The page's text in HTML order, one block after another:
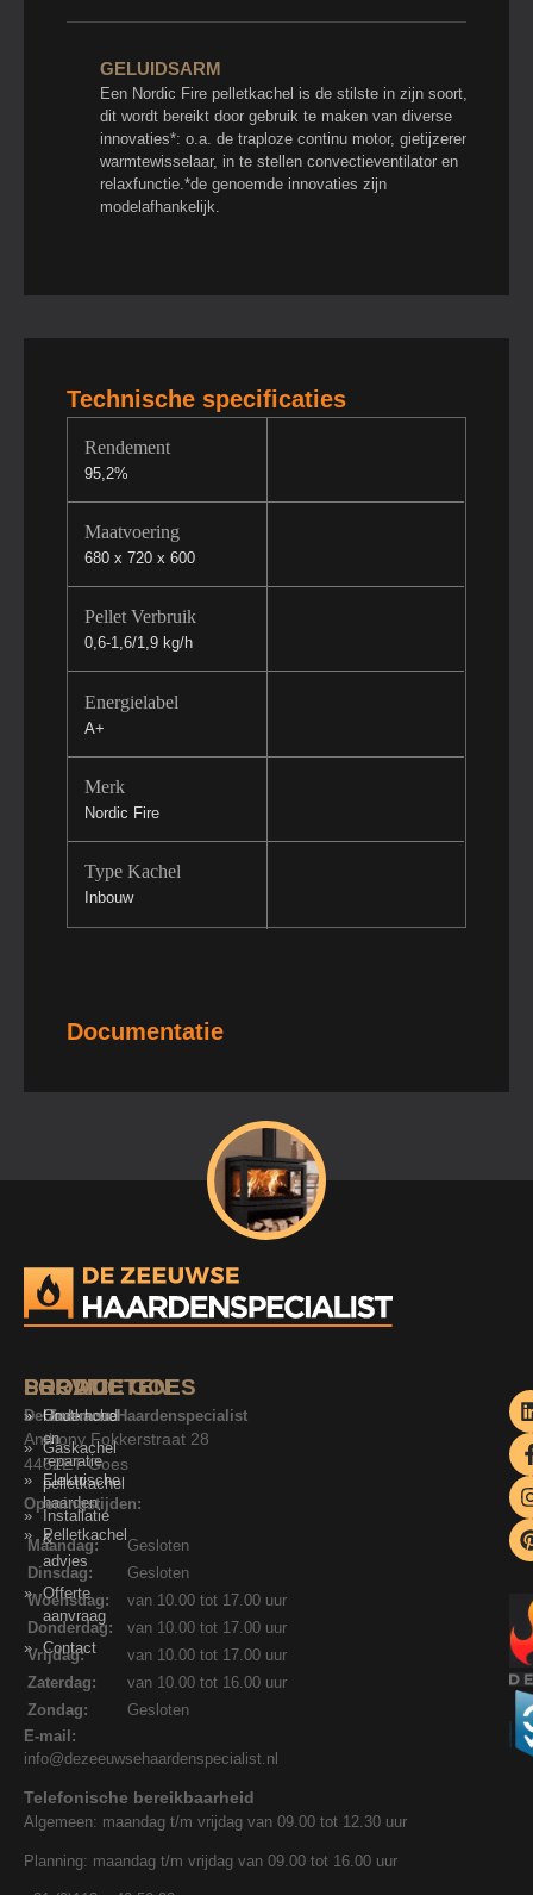
GELUIDSARM
Een Nordic Fire pelletkachel is de stilste in zijn soort,
dit wordt bereikt door gebruik te maken van diverse
innovaties*: o.a. de traploze continu motor, gietijzeren
warmtewisselaar, in te stellen convectieventilator en
relaxfunctie.*de genoemde innovaties zijn
modelafhankelijk.
Technische specificaties
Rendement
95,2%
Maatvoering
680 x 720 x 600
Pellet Verbruik
0,6-1,6/1,9 kg/h
Energielabel
A+
Merk
Nordic Fire
Type Kachel
Inbouw
Documentatie
SERVICE
Onderhoud
en
reparatie
pelletkachel
Installatie
&
advies
Offerte
aanvraag
Contact
PRODUCTEN
Houtkachel
Gaskachel
Elektrische
haarden
Pelletkachel
LOCATIE GOES
De Zeeuwse Haardenspecialist
Anthony Fokkerstraat 28
4462ET Goes
Openingstijden:
Maandag:
Gesloten
Dinsdag:
Gesloten
Woensdag:
van 10.00 tot 17.00 uur
Donderdag:
van 10.00 tot 17.00 uur
Vrijdag:
van 10.00 tot 17.00 uur
Zaterdag:
van 10.00 tot 16.00 uur
Zondag:
Gesloten
E-mail:
info@dezeeuwsehaardenspecialist.nl
Telefonische bereikbaarheid
Algemeen: maandag t/m vrijdag van 09.00 tot 12.30 uur
Planning: maandag t/m vrijdag van 09.00 tot 16.00 uur